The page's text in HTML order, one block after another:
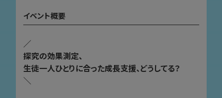
イベント概要
／
探究の効果測定、
生徒一人ひとりに合った成長支援、どうしてる？
＼